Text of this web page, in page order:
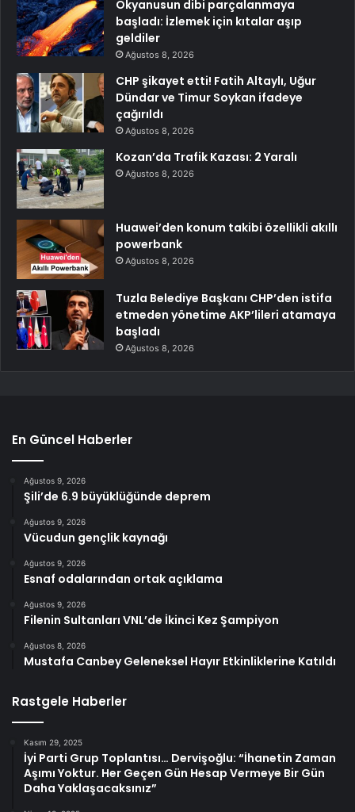
Okyanusun dibi parçalanmaya
başladı: İzlemek için kıtalar aşıp
geldiler
Ağustos 8, 2026
CHP şikayet etti! Fatih Altaylı, Uğur
Dündar ve Timur Soykan ifadeye
çağırıldı
Ağustos 8, 2026
Kozan’da Trafik Kazası: 2 Yaralı
Ağustos 8, 2026
Huawei’den konum takibi özellikli akıllı
powerbank
Ağustos 8, 2026
Tuzla Belediye Başkanı CHP’den istifa
etmeden yönetime AKP’lileri atamaya
başladı
Ağustos 8, 2026
En Güncel Haberler
Ağustos 9, 2026
Şili’de 6.9 büyüklüğünde deprem
Ağustos 9, 2026
Vücudun gençlik kaynağı
Ağustos 9, 2026
Esnaf odalarından ortak açıklama
Ağustos 9, 2026
Filenin Sultanları VNL’de İkinci Kez Şampiyon
Ağustos 8, 2026
Mustafa Canbey Geleneksel Hayır Etkinliklerine Katıldı
Rastgele Haberler
Kasım 29, 2025
İyi Parti Grup Toplantısı… Dervişoğlu: “İhanetin Zaman
Aşımı Yoktur. Her Geçen Gün Hesap Vermeye Bir Gün
Daha Yaklaşacaksınız”